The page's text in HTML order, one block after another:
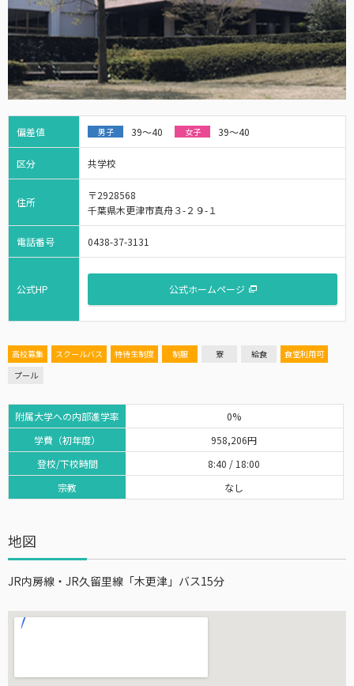
偏差値 男子 39～40 女子 39～40
区分 共学校
住所
〒2928568
千葉県木更津市真舟３-２９-１
電話番号 0438-37-3131
公式HP 公式ホームページ
高校募集 スクールバス 特待生制度 制服 寮 給食
食堂利用可
プール
附属大学への内部進学率
学費（初年度）
登校/下校時間
宗教
0%
958,206円
8:40 / 18:00
なし
地図
JR内房線・JR久留里線「木更津」バス15分